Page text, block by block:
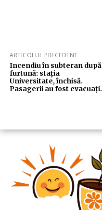
ARTICOLUL PRECEDENT
Incendiu în subteran după
furtună: stația
Universitate, închisă.
Pasagerii au fost evacuați.